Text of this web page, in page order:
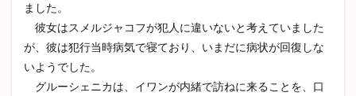
ました。
彼女はスメルジャコフが犯人に違いないと考えていました
が、彼は犯行当時病気で寝ており、いまだに病状が回復しな
いようでした。
グルーシェニカは、イワンが内緒で訪ねに来ることを、口